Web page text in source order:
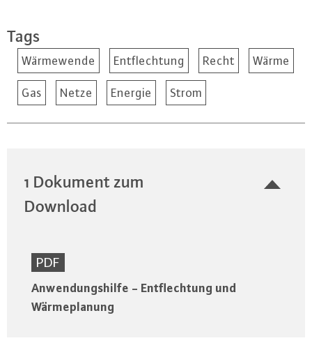
Tags
Wärmewende Entflechtung Recht Wärme
Gas Netze Energie Strom
1 Dokument zum
Download
PDF
Anwendungshilfe - Entflechtung und
Wärmeplanung